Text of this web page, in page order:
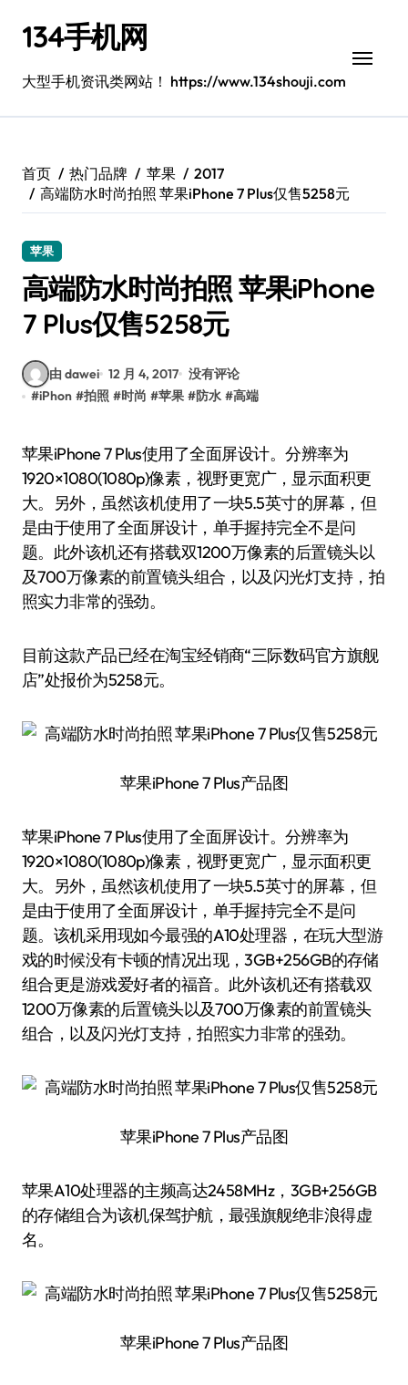
134手机网
大型手机资讯类网站！ https://www.134shouji.com
首页 热门品牌 苹果
2017
高端防水时尚拍照 苹果iPhone 7 Plus仅售5258元
苹果
高端防水时尚拍照 苹果iPhone
7 Plus仅售5258元
由 dawei 12 月 4, 2017 没有评论
#iPhon #拍照 #时尚 #苹果 #防水 #高端
苹果iPhone 7 Plus使用了全面屏设计。分辨率为
1920×1080(1080p)像素，视野更宽广，显示面积更
大。另外，虽然该机使用了一块5.5英寸的屏幕，但
是由于使用了全面屏设计，单手握持完全不是问
题。此外该机还有搭载双1200万像素的后置镜头以
及700万像素的前置镜头组合，以及闪光灯支持，拍
照实力非常的强劲。
目前这款产品已经在淘宝经销商“三际数码官方旗舰
店”处报价为5258元。
苹果iPhone 7 Plus产品图
苹果iPhone 7 Plus使用了全面屏设计。分辨率为
1920×1080(1080p)像素，视野更宽广，显示面积更
大。另外，虽然该机使用了一块5.5英寸的屏幕，但
是由于使用了全面屏设计，单手握持完全不是问
题。该机采用现如今最强的A10处理器，在玩大型游
戏的时候没有卡顿的情况出现，3GB+256GB的存储
组合更是游戏爱好者的福音。此外该机还有搭载双
1200万像素的后置镜头以及700万像素的前置镜头
组合，以及闪光灯支持，拍照实力非常的强劲。
苹果iPhone 7 Plus产品图
苹果A10处理器的主频高达2458MHz，3GB+256GB
的存储组合为该机保驾护航，最强旗舰绝非浪得虚
名。
苹果iPhone 7 Plus产品图